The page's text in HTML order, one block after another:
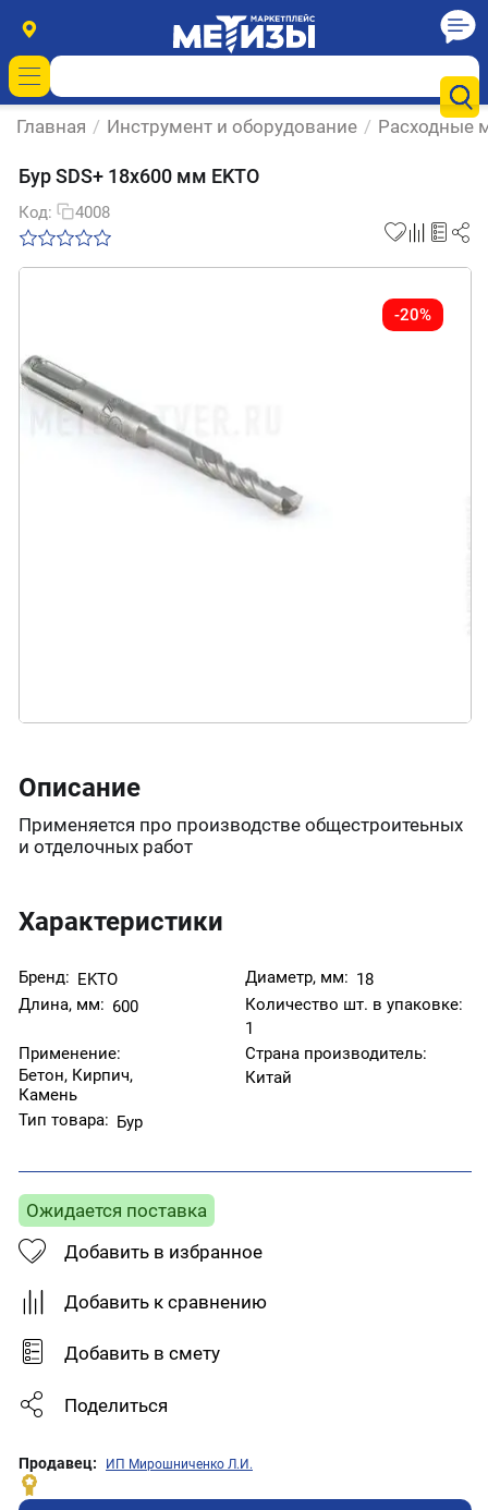
Главная / Инструмент и оборудование / Расходные
Бур SDS+ 18х600 мм EKTO
Код: 4008
-20%
Описание
Применяется про производстве общестроитеьных
и отделочных работ
Характеристики
Бренд: EKTO Диаметр, мм: 18
Длина, мм: 600
Количество шт. в упаковке:
1
Применение:
Бетон, Кирпич,
Камень
Страна производитель:
Китай
Тип товара: Бур
Ожидается поставка
Добавить в избранное
Добавить к сравнению
Добавить в смету
Поделиться
Продавец: ИП Мирошниченко Л.И.